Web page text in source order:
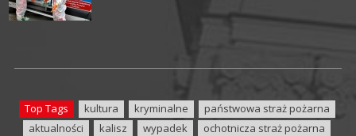
Top Tags kultura kryminalne
państwowa straż pożarna
aktualności
kalisz wypadek
ochotnicza straż pożarna